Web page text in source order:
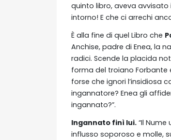
quinto libro, aveva avvisato
intorno! E che ci arrechi
È alla fine di quel Libro che
Anchise, padre di Enea, la
radici. Scende la placida
forma del troiano Forbante
forse che ignori l’insidiosa
ingannatore? Enea gli
ingannato?”.
Ingannato finì lui. “Il
influsso soporoso e molle,